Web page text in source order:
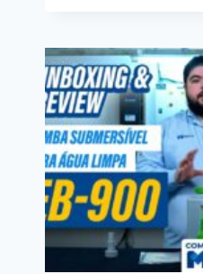
DE
ESGOTO
DAS
MELHORES
MARCAS!